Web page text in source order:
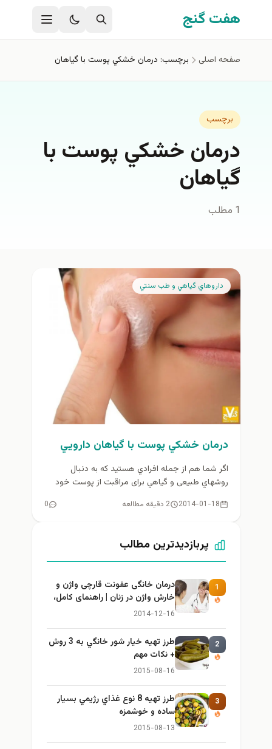
رفتن به محتوای اصلی
هفت گنج
صفحه اصلی برچسب: درمان خشكي پوست با گياهان
برچسب
درمان خشكي پوست با
گياهان
1 مطلب
داروهاي گياهي و طب سنتي
درمان خشكي پوست با گياهان دارويي
اگر شما هم از جمله افرادي هستید كه به دنبال
روشهاي طبیعی‌ و گياهي برای مراقبت از پوست خود
2014-01-18 2 دقیقه مطالعه 0
پربازدیدترین مطالب
1
درمان خانگی عفونت قارچی واژن و
خارش واژن در زنان | راهنمای کامل،
ایمن و کاربردی
2014-12-16
2
طرز تهيه خیار شور خانگي به 3 روش
+ نكات مهم
2015-08-16
3
طرز تهيه 8 نوع غذاي رژيمي بسيار
ساده و خوشمزه
2015-08-13